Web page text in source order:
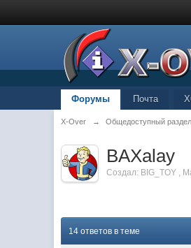
Почта
Форумы
X-Over → Общедоступный раздел
BAXalay
Создал: BIG_TOY ,
14 ответов в теме